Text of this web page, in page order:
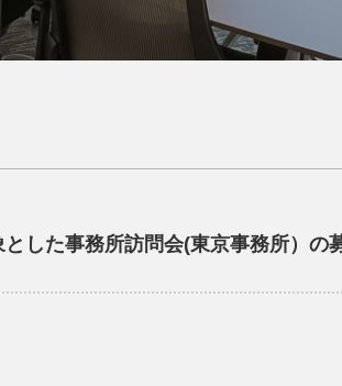
した事務所訪問会(東京事務所）の